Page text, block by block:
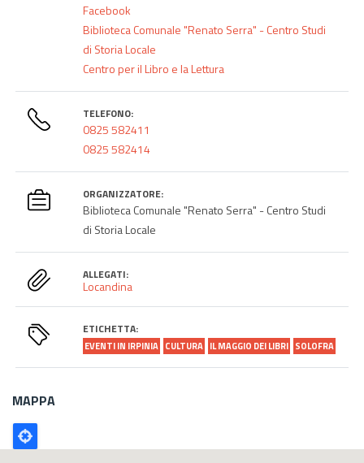
Facebook
Biblioteca Comunale "Renato Serra" - Centro Studi
di Storia Locale
Centro per il Libro e la Lettura
TELEFONO:
0825 582411
0825 582414
ORGANIZZATORE:
Biblioteca Comunale "Renato Serra" - Centro Studi
di Storia Locale
ALLEGATI:
Locandina
ETICHETTA:
EVENTI IN IRPINIA CULTURA IL MAGGIO DEI LIBRI SOLOFRA
MAPPA
Poligono
GEO